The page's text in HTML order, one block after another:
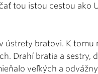
tou istou cestou ako
ústrety bratovi. K tomu
Drahí bratia a sestry,
veľkých a